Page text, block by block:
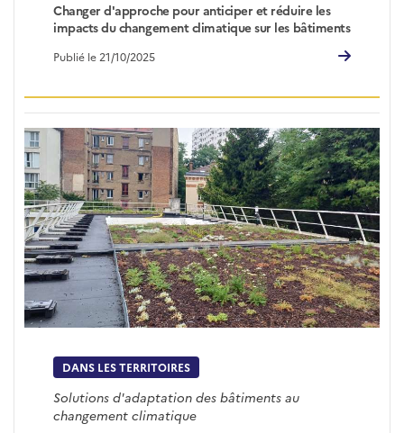
Changer d'approche pour anticiper et réduire les
impacts du changement climatique sur les bâtiments
Publié le 21/10/2025
DANS LES TERRITOIRES
Solutions d'adaptation des bâtiments au
changement climatique